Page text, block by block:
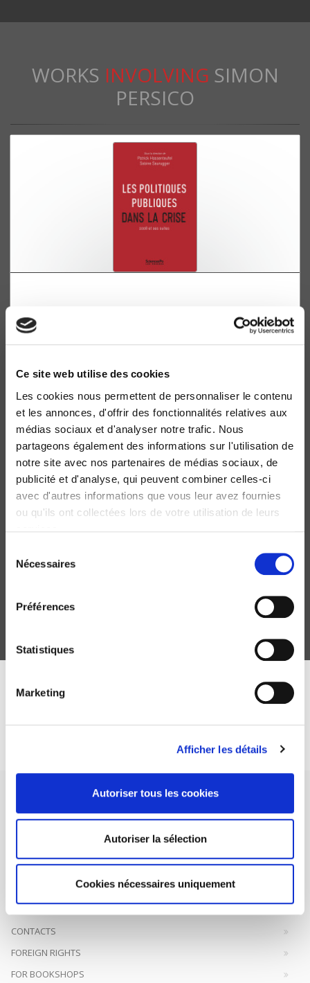
Ce site web utilise des cookies
Les cookies nous permettent de personnaliser le contenu
et les annonces, d'offrir des fonctionnalités relatives aux
médias sociaux et d'analyser notre trafic. Nous
partageons également des informations sur l'utilisation de
notre site avec nos partenaires de médias sociaux, de
publicité et d'analyse, qui peuvent combiner celles-ci
avec d'autres informations que vous leur avez fournies
ou qu'ils ont collectées lors de votre utilisation de leurs
Nécessaires
Préférences
Statistiques
Marketing
Afficher les détails
Autoriser tous les cookies
Autoriser la sélection
Cookies nécessaires uniquement
WORKS INVOLVING SIMON
PERSICO
Patrick Hassenteufel, Sabine Saurugger
Adrien Estève, Sylvie Ollitrault
DISCOVER OUR JOURNALS
SCIENCES PO UNIVERSITY PRESS has a threefold role: to publish
original research, to edit reference works for student use, and to
help public and political debate.continue
CONTACTS
FOREIGN RIGHTS
FOR BOOKSHOPS